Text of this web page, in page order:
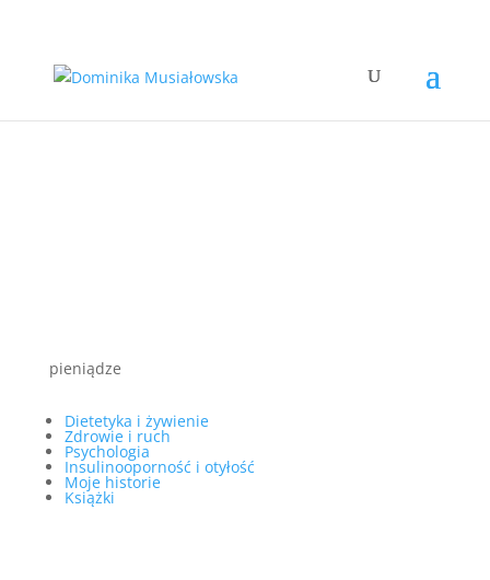
pieniądze
Dietetyka i żywienie
Zdrowie i ruch
Psychologia
Insulinooporność i otyłość
Moje historie
Książki